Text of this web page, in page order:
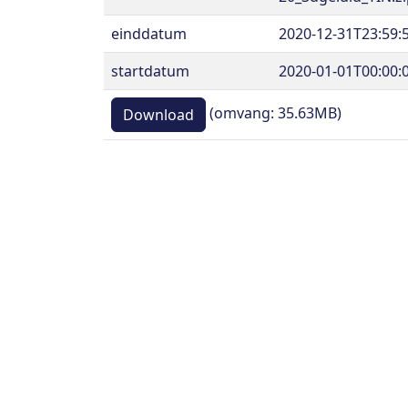
einddatum
2020-12-
startdatum
2020-01-
Download (omvang: 35.63MB)